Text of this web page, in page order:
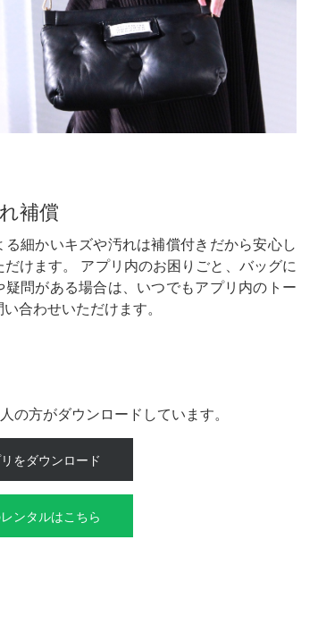
補償
る細かいキズや汚れは補償付きだから安心し
けます。 アプリ内のお困りごと、バッグに
疑問がある場合は、いつでもアプリ内のトー
合わせいただけます。
の方がダウンロードしています。
をダウンロード
ンタルはこちら